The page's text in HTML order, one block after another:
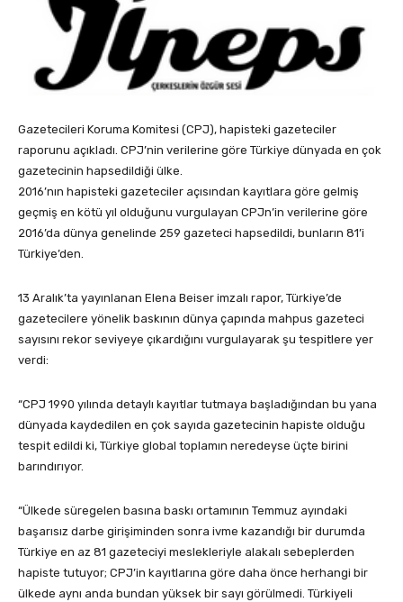
Gazetecileri Koruma Komitesi (CPJ), hapisteki gazeteciler
raporunu açıkladı. CPJ’nin verilerine göre Türkiye dünyada en çok
gazetecinin hapsedildiği ülke.
2016’nın hapisteki gazeteciler açısından kayıtlara göre gelmiş
geçmiş en kötü yıl olduğunu vurgulayan CPJn’in verilerine göre
2016’da dünya genelinde 259 gazeteci hapsedildi, bunların 81’i
Türkiye’den.
13 Aralık’ta yayınlanan Elena Beiser imzalı rapor, Türkiye’de
gazetecilere yönelik baskının dünya çapında mahpus gazeteci
sayısını rekor seviyeye çıkardığını vurgulayarak şu tespitlere yer
verdi:
“CPJ 1990 yılında detaylı kayıtlar tutmaya başladığından bu yana
dünyada kaydedilen en çok sayıda gazetecinin hapiste olduğu
tespit edildi ki, Türkiye global toplamın neredeyse üçte birini
barındırıyor.
“Ülkede süregelen basına baskı ortamının Temmuz ayındaki
başarısız darbe girişiminden sonra ivme kazandığı bir durumda
Türkiye en az 81 gazeteciyi meslekleriyle alakalı sebeplerden
hapiste tutuyor; CPJ’in kayıtlarına göre daha önce herhangi bir
ülkede aynı anda bundan yüksek bir sayı görülmedi. Türkiyeli